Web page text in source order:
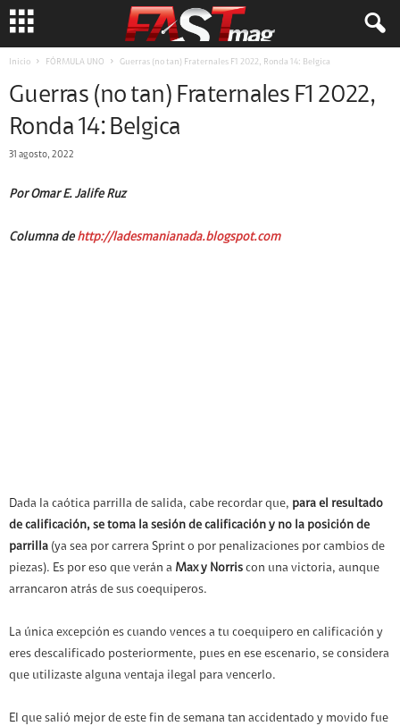
Inicio FÓRMULA UNO Guerras (no tan) Fraternales F1 2022, Ronda 14: Belgica
Guerras (no tan) Fraternales F1 2022,
Ronda 14: Belgica
31 agosto, 2022
Por Omar E. Jalife Ruz
Columna de http://ladesmanianada.blogspot.com
Dada la caótica parrilla de salida, cabe recordar que, para el resultado
de calificación, se toma la sesión de calificación y no la posición de
parrilla (ya sea por carrera Sprint o por penalizaciones por cambios de
piezas). Es por eso que verán a Max y Norris con una victoria, aunque
arrancaron atrás de sus coequiperos.
La única excepción es cuando vences a tu coequipero en calificación y
eres descalificado posteriormente, pues en ese escenario, se considera
que utilizaste alguna ventaja ilegal para vencerlo.
El que salió mejor de este fin de semana tan accidentado y movido fue